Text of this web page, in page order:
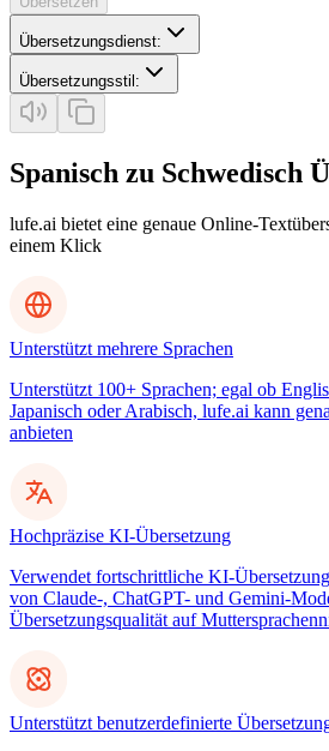
Übersetzungsdienst:
Übersetzungsstil :
Spanisch zu Schwedisch
lufe.ai bietet eine genaue Online-
einem Klick
Unterstützt mehrere Sprachen
Unterstützt 100+ Sprachen; egal ob
Japanisch oder Arabisch, lufe.ai kann
anbieten
Hochpräzise KI-Übersetzung
Verwendet fortschrittliche KI-
von Claude-, ChatGPT- und Gemini-
Übersetzungsqualität auf
Unterstützt benutzerdefinierte